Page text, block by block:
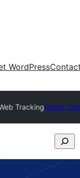
Contact
WordPress
Plugin
Tracking